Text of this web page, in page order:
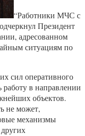
“Работники МЧС с
Президент
адресованном
ситуациям по
сил оперативного
работу в направлении
объектов.
не может,
механизмы